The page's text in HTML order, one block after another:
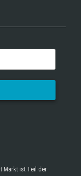
Markt ist Teil der